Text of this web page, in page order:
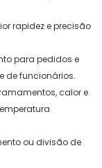
rapidez e precisão
para pedidos e
de funcionários.
calor e
ou divisão de